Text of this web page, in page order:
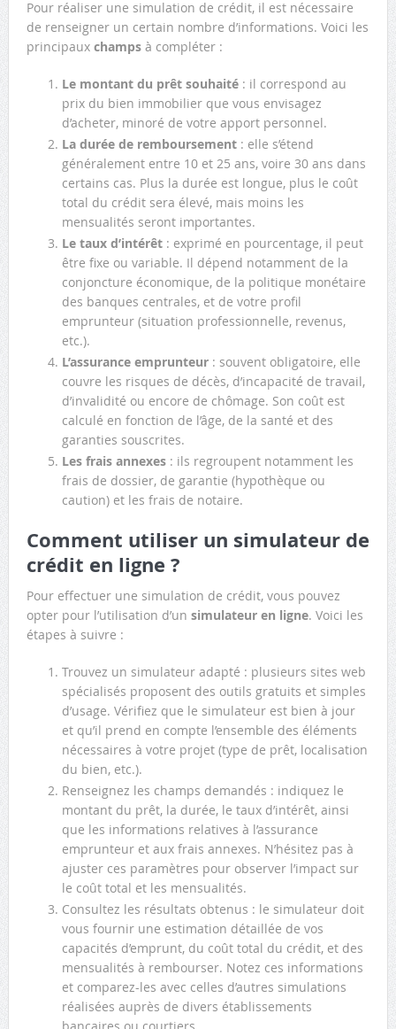
Pour réaliser une simulation de crédit, il est nécessaire
de renseigner un certain nombre d’informations. Voici les
principaux champsà compléter :
Le montant du prêt souhaité: il correspond au
prix du bien immobilier que vous envisagez
d’acheter, minoré de votre apport personnel.
La durée de remboursement: elle s’étend
généralement entre 10 et 25 ans, voire 30 ans dans
certains cas. Plus la durée est longue, plus le coût
total du crédit sera élevé, mais moins les
mensualités seront importantes.
Le taux d’intérêt: exprimé en pourcentage, il peut
être fixe ou variable. Il dépend notamment de la
conjoncture économique, de la politique monétaire
des banques centrales, et de votre profil
emprunteur (situation professionnelle, revenus,
etc.).
L’assurance emprunteur: souvent obligatoire, elle
couvre les risques de décès, d’incapacité de travail,
d’invalidité ou encore de chômage. Son coût est
calculé en fonction de l’âge, de la santé et des
garanties souscrites.
Les frais annexes: ils regroupent notamment les
frais de dossier, de garantie (hypothèque ou
caution) et les frais de notaire.
Comment utiliser un simulateur de
crédit en ligne ?
Pour effectuer une simulation de crédit, vous pouvez
opter pour l’utilisation d’un simulateur en ligne. Voici les
étapes à suivre :
Trouvez un simulateur adapté : plusieurs sites web
spécialisés proposent des outils gratuits et simples
d’usage. Vérifiez que le simulateur est bien à jour
et qu’il prend en compte l’ensemble des éléments
nécessaires à votre projet (type de prêt, localisation
du bien, etc.).
Renseignez les champs demandés : indiquez le
montant du prêt, la durée, le taux d’intérêt, ainsi
que les informations relatives à l’assurance
emprunteur et aux frais annexes. N’hésitez pas à
ajuster ces paramètres pour observer l’impact sur
le coût total et les mensualités.
Consultez les résultats obtenus : le simulateur doit
vous fournir une estimation détaillée de vos
capacités d’emprunt, du coût total du crédit, et des
mensualités à rembourser. Notez ces informations
et comparez-les avec celles d’autres simulations
réalisées auprès de divers établissements